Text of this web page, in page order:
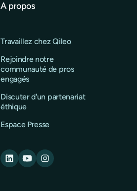
A propos
Travaillez chez Qileo
Rejoindre notre
communauté de pros
engagés
Discuter d'un partenariat
éthique
Espace Presse